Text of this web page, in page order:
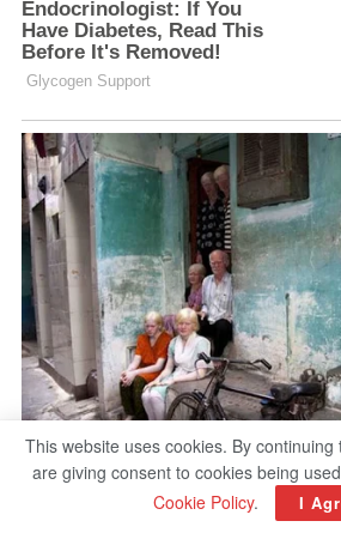
This website uses cookies. By
are giving consent to cookies being
Cookie Policy. I